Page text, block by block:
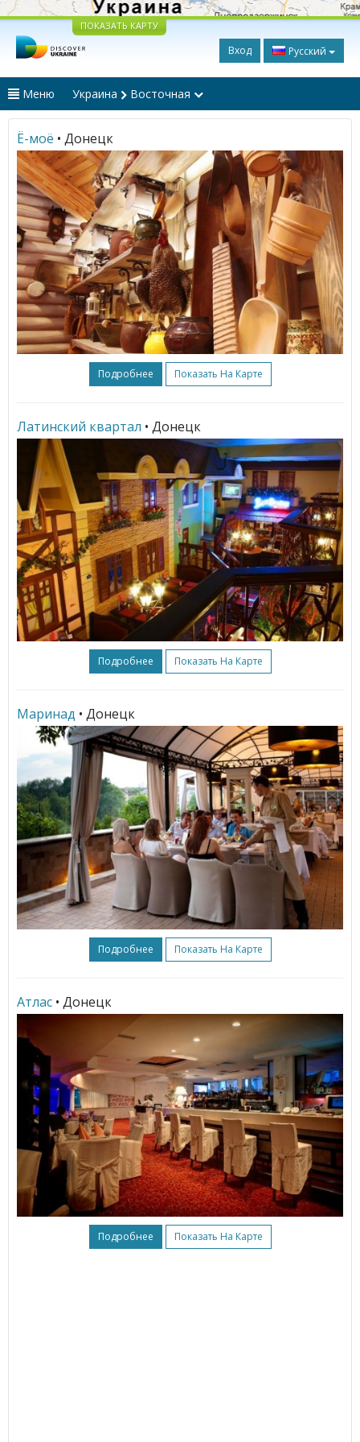
ПОКАЗАТЬ КАРТУ
Вход Русский
Меню Украина Восточная
Ё-моё • Донецк
Подробнее Показать На Карте
Латинский квартал • Донецк
Подробнее Показать На Карте
Маринад • Донецк
Подробнее Показать На Карте
Атлас • Донецк
Подробнее Показать На Карте